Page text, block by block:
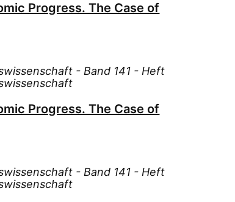
Progress. The Case of
- Band 141 - Heft
Progress. The Case of
- Band 141 - Heft